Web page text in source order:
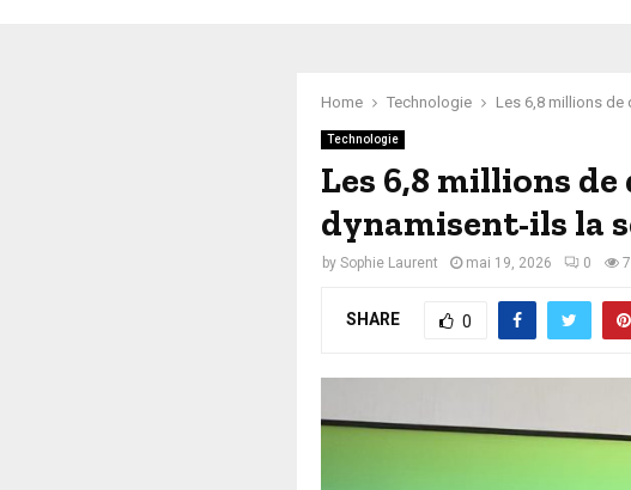
Home Technologie Les 6,8 millions de
Technologie
Les 6,8 millions
dynamisent-ils la
bySophie Laurent mai 19, 2026 0
SHARE 0